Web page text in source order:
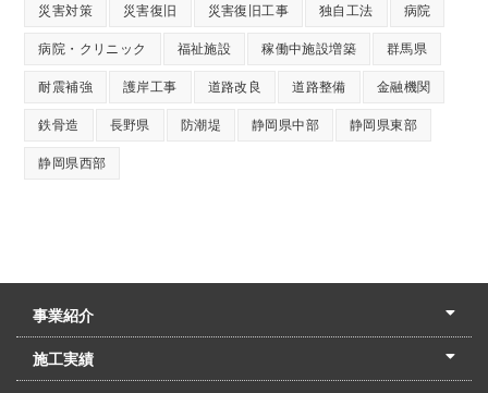
災害対策 災害復旧 災害復旧工事 独自工法 病院
病院・クリニック 福祉施設 稼働中施設増築 群馬県
耐震補強 護岸工事 道路改良 道路整備 金融機関
鉄骨造 長野県 防潮堤 静岡県中部 静岡県東部
静岡県西部
事業紹介
土木本部
建築本部
PPP・PFI
リフォーム・リノベーション
中村建設の家
施工実績